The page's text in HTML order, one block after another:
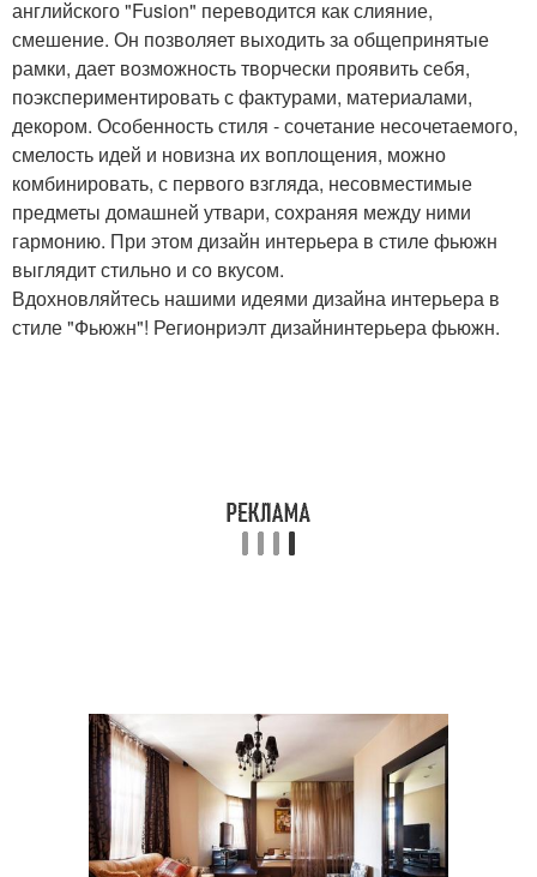
английского "Fusion" переводится как слияние,
смешение. Он позволяет выходить за общепринятые
рамки, дает возможность творчески проявить себя,
поэкспериментировать с фактурами, материалами,
декором. Особенность стиля - сочетание несочетаемого,
смелость идей и новизна их воплощения, можно
комбинировать, с первого взгляда, несовместимые
предметы домашней утвари, сохраняя между ними
гармонию. При этом дизайн интерьера в стиле фьюжн
выглядит стильно и со вкусом.
Вдохновляйтесь нашими идеями дизайна интерьера в
стиле "Фьюжн"! Регионриэлт дизайнинтерьера фьюжн.